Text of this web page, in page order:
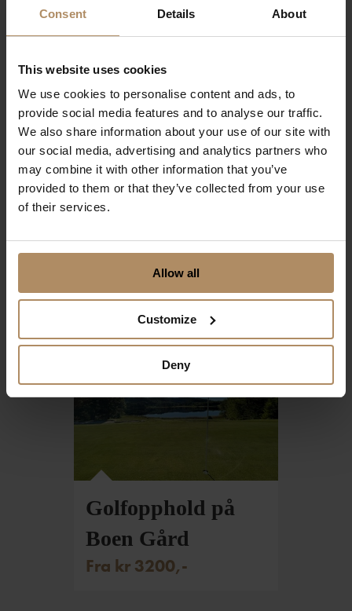
Consent Details About
This website uses cookies
We use cookies to personalise content and ads, to
provide social media features and to analyse our traffic.
We also share information about your use of our site with
our social media, advertising and analytics partners who
may combine it with other information that you’ve
provided to them or that they’ve collected from your use
of their services.
Allow all
Customize
Deny
En gastronomisk
opplevelse på Boen
Gård
Fra kr 5895,-
Golfopphold på
Boen Gård
Fra kr 3200,-